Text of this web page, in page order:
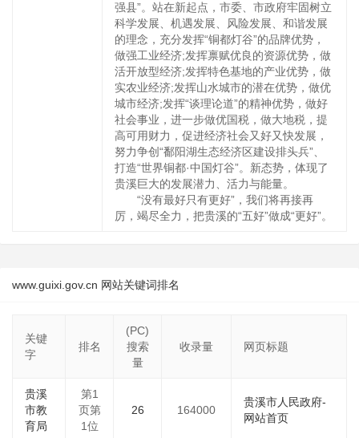
强县”。站在新起点，市委、市政府牢固树立
科学发展、机遇发展、风险发展、和谐发展
的理念，充分发挥“铜都灯谷”的品牌优势，
做强工业经济;发挥禀赋优良的资源优势，做
活开放型经济;发挥特色基地的产业优势，做
实农业经济;发挥山水城市的潜在优势，做优
城市经济;发挥“谈理论道”的精神优势，做好
社会事业，进一步做优国税，做大地税，提
高可用财力，促进经济社会又好又快发展，
努力争创“鄱阳湖生态经济区建设排头兵”、
打造“世界铜都·中国灯谷”。新态势，体现了
贵溪巨大的发展潜力、活力与能量。
“没有最好只有更好”，我们将再接再
厉，竭尽全力，把贵溪的“五好”做成“更好”。
www.guixi.gov.cn 网站关键词排名
关键
字
排名
(PC)
搜索
量
收录量 网页标题
贵溪
市教
育局
第1
页第
1位
26 164000
贵溪市人民政府-
网站首页